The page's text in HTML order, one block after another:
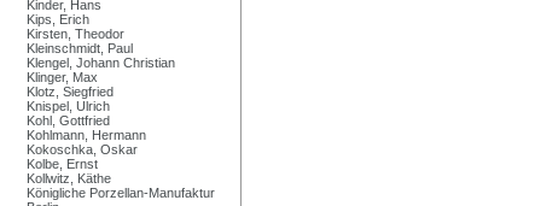
Kinder, Hans
Kips, Erich
Kirsten, Theodor
Kleinschmidt, Paul
Klengel, Johann Christian
Klinger, Max
Klotz, Siegfried
Knispel, Ulrich
Kohl, Gottfried
Kohlmann, Hermann
Kokoschka, Oskar
Kolbe, Ernst
Kollwitz, Käthe
Königliche Porzellan-Manufaktur